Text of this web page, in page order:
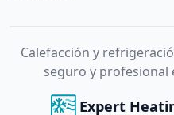
Calefacción y
seguro y profesional
Expert